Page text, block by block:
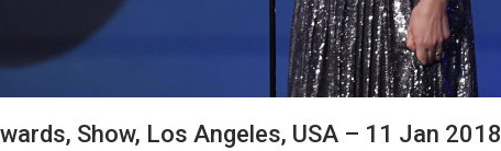
Show, Los Angeles, USA – 11 Jan 2018